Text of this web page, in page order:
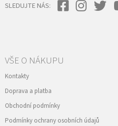
SLEDUJTE NÁS:
VŠE O NÁKUPU
Kontakty
Doprava a platba
Obchodní podmínky
Podmínky ochrany osobních údajů